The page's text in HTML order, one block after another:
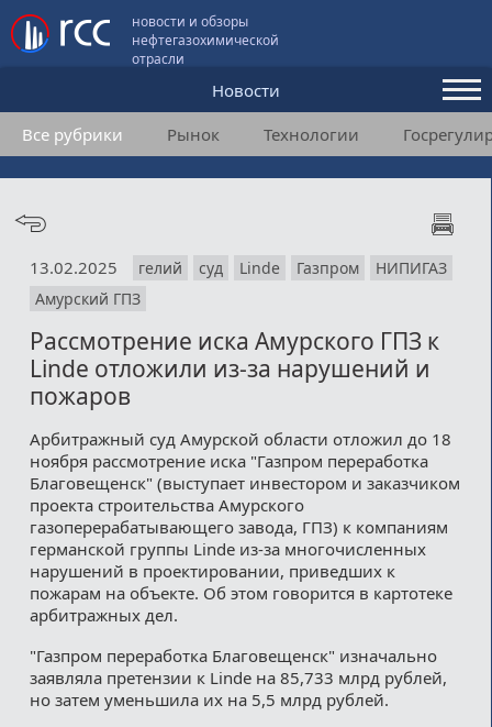
новости и обзоры
нефтегазохимической
отрасли
Новости
Аналитика и мнения
Конференции
Подписка
Пользовательское соглашение
Контакты
Все рубрики Рынок Технологии
13.02.2025 гелий суд Linde Газпром
НИПИГАЗ
Амурский ГПЗ
Рассмотрение иска Амурского ГПЗ к
Linde отложили из-за нарушений и
пожаров
Арбитражный суд Амурской области отложил до 18
ноября рассмотрение иска "Газпром переработка
Благовещенск" (выступает инвестором и заказчиком
проекта строительства Амурского
газоперерабатывающего завода, ГПЗ) к компаниям
германской группы Linde из-за многочисленных
нарушений в проектировании, приведших к
пожарам на объекте. Об этом говорится в картотеке
арбитражных дел.
"Газпром переработка Благовещенск" изначально
заявляла претензии к Linde на 85,733 млрд рублей,
но затем уменьшила их на 5,5 млрд рублей.